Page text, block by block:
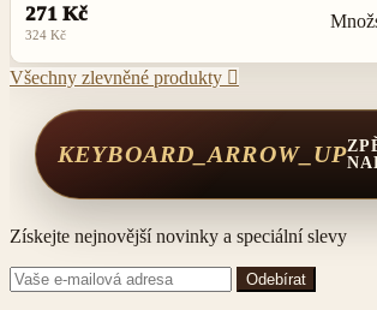
271 Kč
324 Kč
Všechny zlevněné produkty 
KEYBOARD_ARROW_UP
Získejte nejnovější novinky a speciální slevy